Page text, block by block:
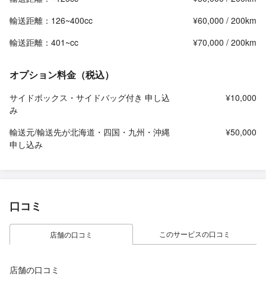
輸送距離：126~400cc
¥60,000 / 200km
輸送距離：401~cc
¥70,000 / 200km
オプション料金（税込）
サイドボックス・サイドバッグ付き 申し込
み
¥10,000
輸送元/輸送先が北海道・四国・九州・沖縄
申し込み
¥50,000
口コミ
店舗の口コミ このサービスの口コミ
店舗の口コミ